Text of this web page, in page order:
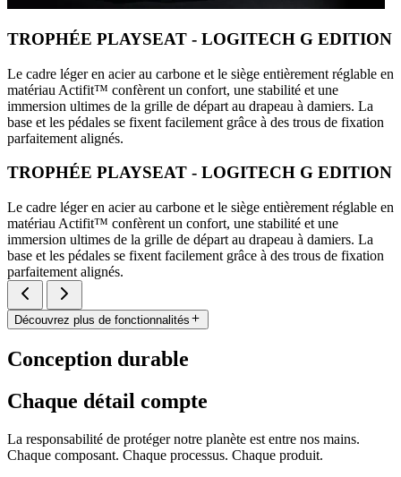
TROPHÉE PLAYSEAT - LOGITECH G EDITION
Le cadre léger en acier au carbone et le siège entièrement réglable en
matériau Actifit™️ confèrent un confort, une stabilité et une
immersion ultimes de la grille de départ au drapeau à damiers. La
base et les pédales se fixent facilement grâce à des trous de fixation
parfaitement alignés.
TROPHÉE PLAYSEAT - LOGITECH G EDITION
Le cadre léger en acier au carbone et le siège entièrement réglable en
matériau Actifit™️ confèrent un confort, une stabilité et une
immersion ultimes de la grille de départ au drapeau à damiers. La
base et les pédales se fixent facilement grâce à des trous de fixation
parfaitement alignés.
Découvrez plus de fonctionnalités
Conception durable
Chaque détail compte
La responsabilité de protéger notre planète est entre nos mains.
Chaque composant. Chaque processus. Chaque produit.